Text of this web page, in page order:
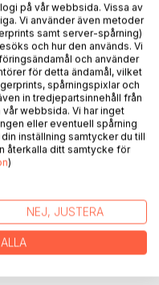
jag målade av en liten
idag dag vilken) förskola
kommentarer kom till
ner i pauser och lugna
år fått nog av den
folder dom vilat så
verkligen titta fram,
åtnjutning och sola sig
på vår webbsida. Vissa av
Vi använder även metoder
samt server-spårning)
och hur den används. Vi
och använder
för detta ändamål, vilket
spårningspixlar och
in tredjepartsinnehåll från
webbsida. Vi har inget
eller eventuell spårning
inställning samtycker du till
återkalla ditt samtycke för
)
NEJ, JUSTERA